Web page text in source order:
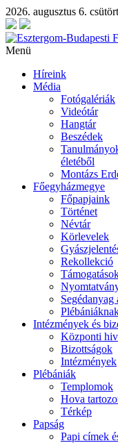
2026. augusztus 6.
Menü
Híreink
Média
Fotógalériák
Videótár
Hangtár
Beszédek
életéből
Montázs
Főegyházmegye
Főpapjaink
Történet
Névtár
Körlevelek
Rekollekció
Intézmények és
Központi
Bizottságok
Intézmények
Plébániák
Templomok
Hova
Térkép
Papság
Papi címek